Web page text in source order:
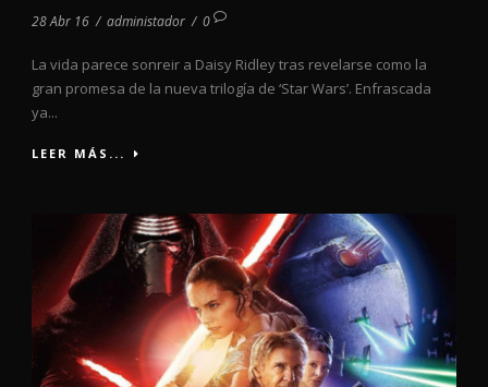
28 Abr 16 / administador / 0
La vida parece sonreir a Daisy Ridley tras revelarse como la
gran promesa de la nueva trilogía de ‘Star Wars’. Enfrascada
ya...
LEER MÁS...